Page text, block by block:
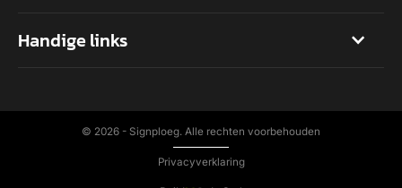
Handige links
© 2026 - Signploeg. Alle rechten voorbehouden
Privacyverklaring